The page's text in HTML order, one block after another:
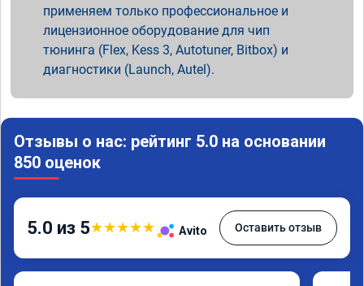
применяем только профессиональное и
лицензионное оборудование для чип
тюнинга (Flex, Kess 3, Autotuner, Bitbox) и
диагностики (Launch, Autel).
Отзывы о нас: рейтинг 5.0 на основании
850 оценок
5.0 из 5★★★★★ Avito Оставить отзыв